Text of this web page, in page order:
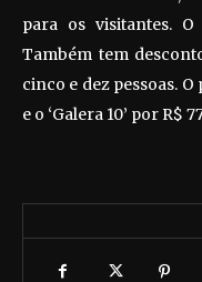
para os visitantes.
Também tem
cinco e dez pessoas. O
e o ‘Galera 10’ por R$